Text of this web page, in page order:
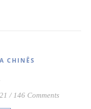
CHINÊS
/ 146 Comments